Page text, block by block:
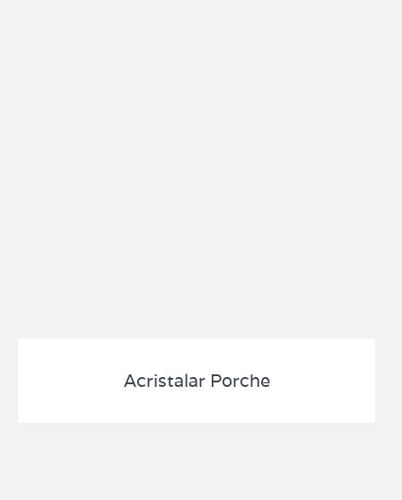
Acristalar Porche